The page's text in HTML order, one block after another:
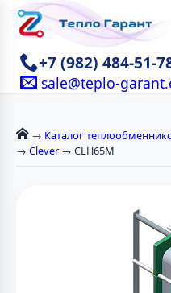
+7 (982) 484-51-
sale@teplo-
→ Каталог
→ Clever → CLH65M